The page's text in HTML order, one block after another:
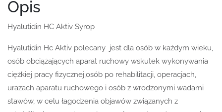
Opis
Hyalutidin HC Aktiv Syrop
Hyalutidin Hc Aktiv polecany jest dla osób w każdym wieku,
osób obciążających aparat ruchowy wskutek wykonywania
ciężkiej pracy fizycznej,osób po rehabilitacji, operacjach,
urazach aparatu ruchowego i osób z wrodzonymi wadami
stawów, w celu łagodzenia objawów związanych z